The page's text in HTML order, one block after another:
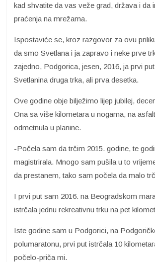
kad shvatite da vas veže grad, država i da
praćenja na mrežama.
Ispostaviće se, kroz razgovor za ovu
da smo Svetlana i ja zapravo i neke prve
zajedno, Podgorica, jesen, 2016, ja prvi
Svetlanina druga trka, ali prva desetka.
Ove godine obje bilježimo lijep jubilej,
Ona sa više kilometara u nogama, na
odmetnula u planine.
-Počela sam da trčim 2015. godine, te
magistrirala. Mnogo sam pušila u to
da prestanem, tako sam počela da malo
I prvi put sam 2016. na Beogradskom
istrčala jednu rekreativnu trku na pet
Iste godine sam u Podgorici, na
polumaratonu, prvi put istrčala 10
počelo-priča mi.